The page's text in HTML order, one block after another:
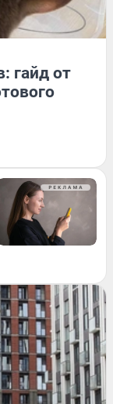
гайд от